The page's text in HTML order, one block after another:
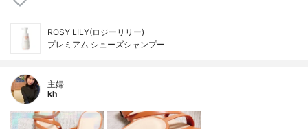
ROSY LILY(ロジーリリー)
プレミアム シューズシャンプー
主婦
kh